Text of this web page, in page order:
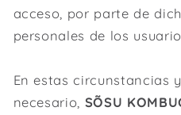
acceso, por parte de
personales de los
En estas circunstancias
necesario, SÕSU